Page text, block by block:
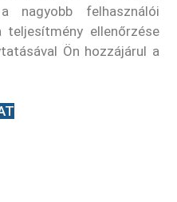
nagyobb felhasználói
ellenőrzése
Ön hozzájárul a